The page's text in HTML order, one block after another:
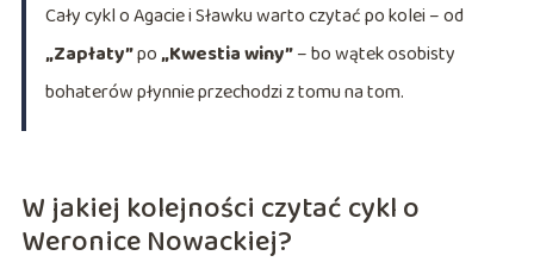
Cały cykl o Agacie i Sławku warto czytać po kolei – od
„Zapłaty”po„Kwestia winy”– bo wątek osobisty
bohaterów płynnie przechodzi z tomu na tom.
W jakiej kolejności czytać cykl o
Weronice Nowackiej?